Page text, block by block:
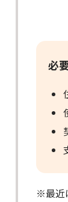
必
※最近